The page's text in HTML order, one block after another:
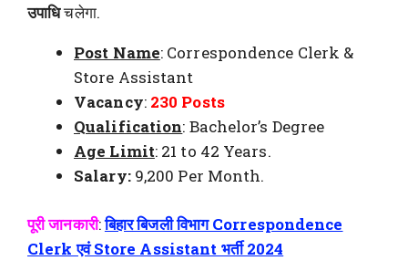
उपाधिचलेगा.
Post Name: Correspondence Clerk &
Store Assistant
Vacancy: 230 Posts
Qualification: Bachelor’s Degree
Age Limit: 21 to 42 Years.
Salary:9,200 Per Month.
पूरी जानकारी:बिहार बिजली विभाग Correspondence
Clerk एवं Store Assistant भर्ती 2024